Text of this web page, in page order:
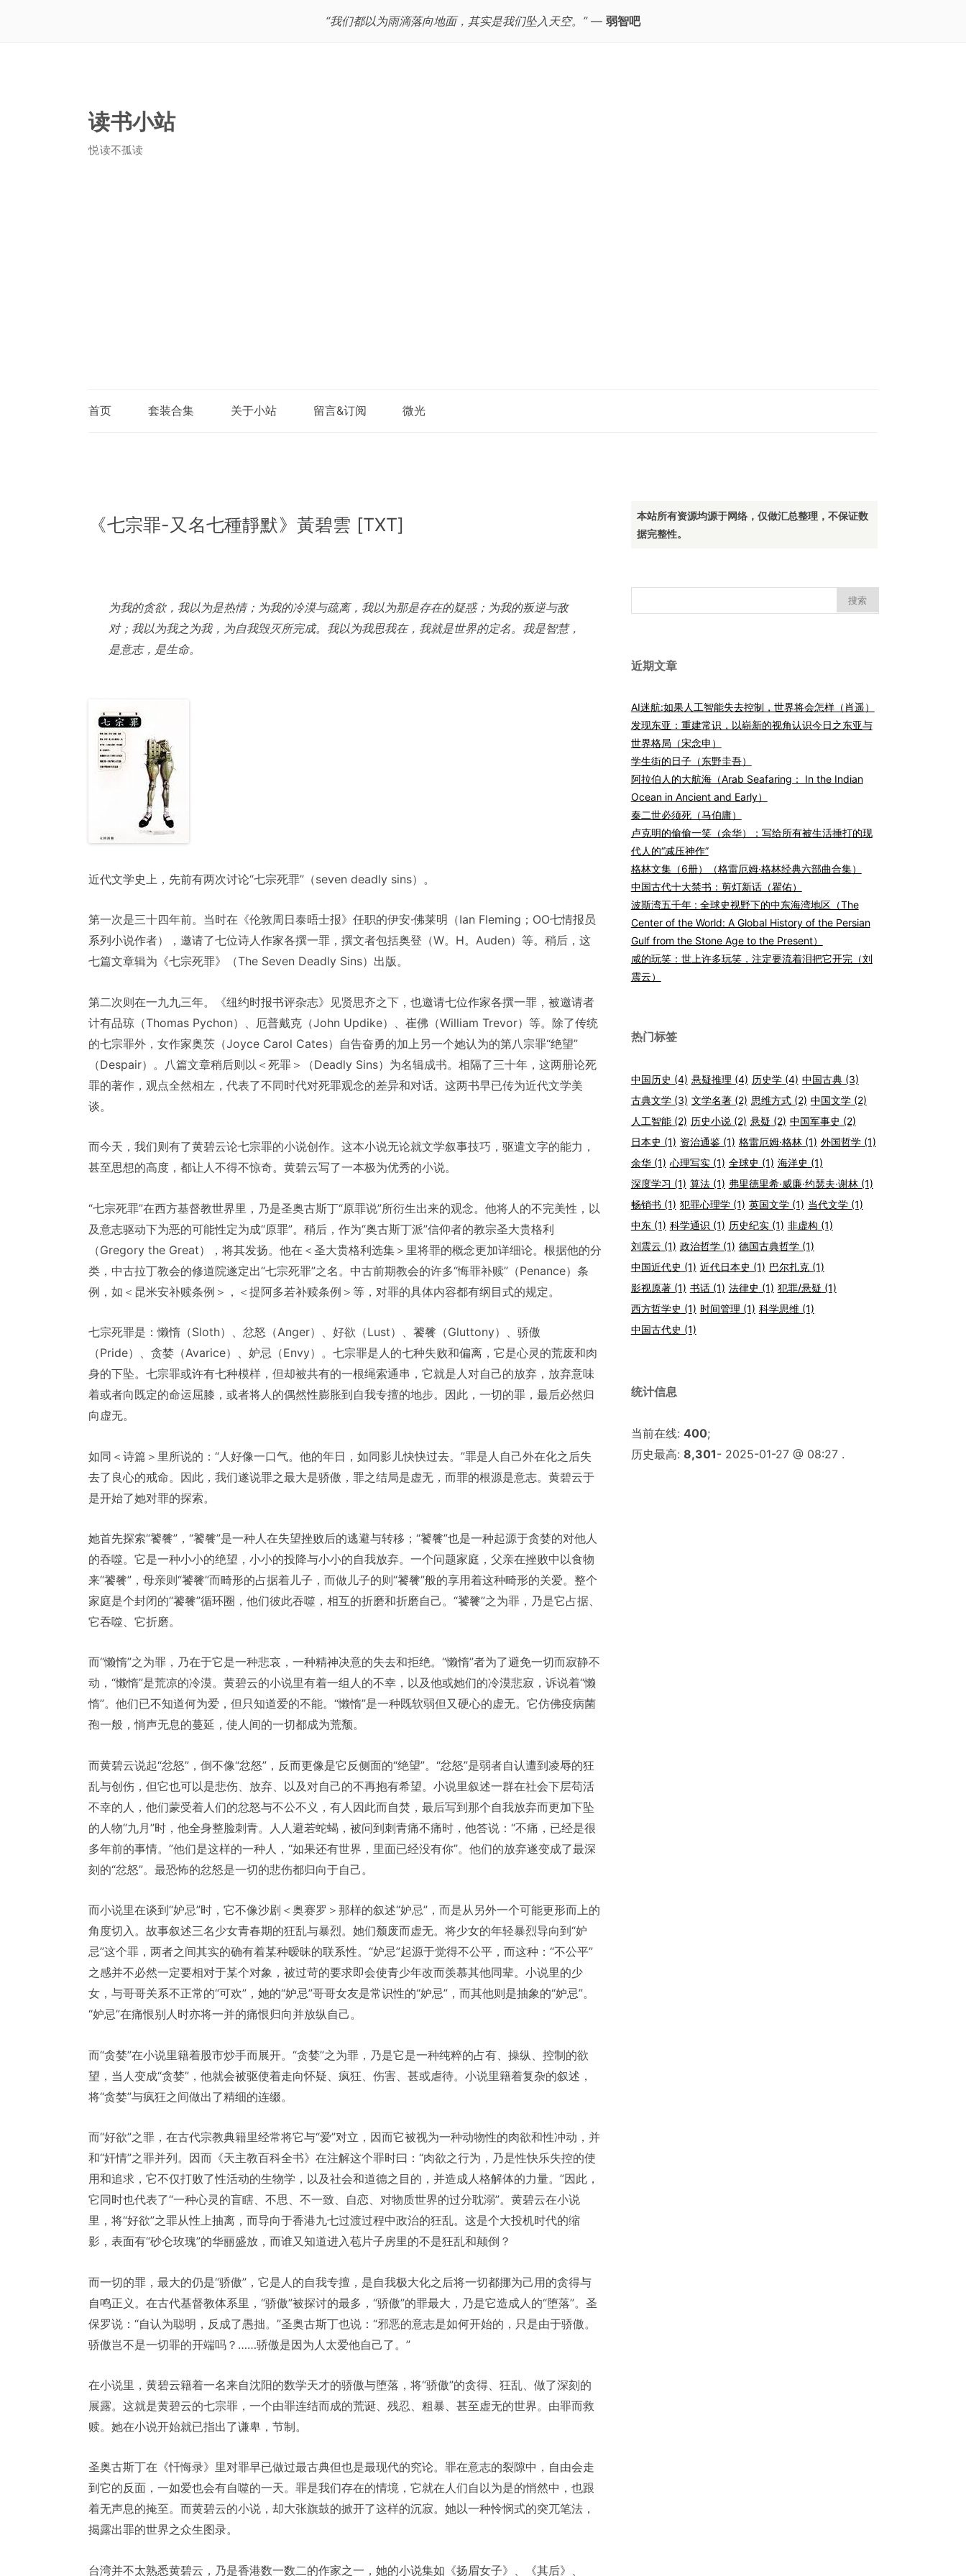
“我们都以为雨滴落向地面，其实是我们坠入天空。”— 弱智吧
读书小站
悦读不孤读
首页 套装合集 关于小站 留言&订阅 微光
《七宗罪-又名七種靜默》黃碧雲 [TXT]
为我的贪欲，我以为是热情；为我的冷漠与疏离，我以为那是存在的疑惑；为我的叛逆与敌
对；我以为我之为我，为自我毁灭所完成。我以为我思我在，我就是世界的定名。我是智慧，
是意志，是生命。
近代文学史上，先前有两次讨论“七宗死罪”（seven deadly sins）。
第一次是三十四年前。当时在《伦敦周日泰晤士报》任职的伊安·佛莱明（Ian Fleming；OO七情报员
系列小说作者），邀请了七位诗人作家各撰一罪，撰文者包括奥登（W。H。Auden）等。稍后，这
七篇文章辑为《七宗死罪》（The Seven Deadly Sins）出版。
第二次则在一九九三年。《纽约时报书评杂志》见贤思齐之下，也邀请七位作家各撰一罪，被邀请者
计有品琼（Thomas Pychon）、厄普戴克（John Updike）、崔佛（William Trevor）等。除了传统
的七宗罪外，女作家奥茨（Joyce Carol Cates）自告奋勇的加上另一个她认为的第八宗罪“绝望”
（Despair）。八篇文章稍后则以＜死罪＞（Deadly Sins）为名辑成书。相隔了三十年，这两册论死
罪的著作，观点全然相左，代表了不同时代对死罪观念的差异和对话。这两书早已传为近代文学美
谈。
而今天，我们则有了黄碧云论七宗罪的小说创作。这本小说无论就文学叙事技巧，驱遣文字的能力，
甚至思想的高度，都让人不得不惊奇。黄碧云写了一本极为优秀的小说。
“七宗死罪”在西方基督教世界里，乃是圣奥古斯丁“原罪说”所衍生出来的观念。他将人的不完美性，以
及意志驱动下为恶的可能性定为成“原罪”。稍后，作为“奥古斯丁派”信仰者的教宗圣大贵格利
（Gregory the Great），将其发扬。他在＜圣大贵格利选集＞里将罪的概念更加详细论。根据他的分
类，中古拉丁教会的修道院遂定出“七宗死罪”之名。中古前期教会的许多“悔罪补赎”（Penance）条
例，如＜昆米安补赎条例＞，＜提阿多若补赎条例＞等，对罪的具体内容都有纲目式的规定。
七宗死罪是：懒惰（Sloth）、忿怒（Anger）、好欲（Lust）、饕餮（Gluttony）、骄傲
（Pride）、贪婪（Avarice）、妒忌（Envy）。七宗罪是人的七种失败和偏离，它是心灵的荒废和肉
身的下坠。七宗罪或许有七种模样，但却被共有的一根绳索通串，它就是人对自己的放弃，放弃意味
着或者向既定的命运屈膝，或者将人的偶然性膨胀到自我专擅的地步。因此，一切的罪，最后必然归
向虚无。
如同＜诗篇＞里所说的：“人好像一口气。他的年日，如同影儿快快过去。”罪是人自己外在化之后失
去了良心的戒命。因此，我们遂说罪之最大是骄傲，罪之结局是虚无，而罪的根源是意志。黄碧云于
是开始了她对罪的探索。
她首先探索“饕餮”，“饕餮”是一种人在失望挫败后的逃避与转移；“饕餮”也是一种起源于贪婪的对他人
的吞噬。它是一种小小的绝望，小小的投降与小小的自我放弃。一个问题家庭，父亲在挫败中以食物
来“饕餮”，母亲则“饕餮”而畸形的占据着儿子，而做儿子的则“饕餮”般的享用着这种畸形的关爱。整个
家庭是个封闭的“饕餮”循环圈，他们彼此吞噬，相互的折磨和折磨自己。“饕餮”之为罪，乃是它占据、
它吞噬、它折磨。
而“懒惰”之为罪，乃在于它是一种悲哀，一种精神决意的失去和拒绝。“懒惰”者为了避免一切而寂静不
动，“懒惰”是荒凉的冷漠。黄碧云的小说里有着一组人的不幸，以及他或她们的冷漠悲寂，诉说着“懒
惰”。他们已不知道何为爱，但只知道爱的不能。“懒惰”是一种既软弱但又硬心的虚无。它仿佛疫病菌
孢一般，悄声无息的蔓延，使人间的一切都成为荒颓。
而黄碧云说起“忿怒”，倒不像“忿怒”，反而更像是它反侧面的“绝望”。“忿怒”是弱者自认遭到凌辱的狂
乱与创伤，但它也可以是悲伤、放弃、以及对自己的不再抱有希望。小说里叙述一群在社会下层苟活
不幸的人，他们蒙受着人们的忿怒与不公不义，有人因此而自焚，最后写到那个自我放弃而更加下坠
的人物“九月”时，他全身整脸刺青。人人避若蛇蝎，被问到刺青痛不痛时，他答说：“不痛，已经是很
多年前的事情。”他们是这样的一种人，“如果还有世界，里面已经没有你”。他们的放弃遂变成了最深
刻的“忿怒”。最恐怖的忿怒是一切的悲伤都归向于自己。
而小说里在谈到“妒忌”时，它不像沙剧＜奥赛罗＞那样的叙述“妒忌”，而是从另外一个可能更形而上的
角度切入。故事叙述三名少女青春期的狂乱与暴烈。她们颓废而虚无。将少女的年轻暴烈导向到“妒
忌”这个罪，两者之间其实的确有着某种暧昧的联系性。“妒忌”起源于觉得不公平，而这种：“不公平”
之感并不必然一定要相对于某个对象，被过苛的要求即会使青少年改而羡慕其他同辈。小说里的少
女，与哥哥关系不正常的“可欢”，她的“妒忌”哥哥女友是常识性的“妒忌”，而其他则是抽象的“妒忌”。
“妒忌”在痛恨别人时亦将一并的痛恨归向并放纵自己。
而“贪婪”在小说里籍着股市炒手而展开。“贪婪”之为罪，乃是它是一种纯粹的占有、操纵、控制的欲
望，当人变成“贪婪”，他就会被驱使着走向怀疑、疯狂、伤害、甚或虐待。小说里籍着复杂的叙述，
将“贪婪”与疯狂之间做出了精细的连缀。
而“好欲”之罪，在古代宗教典籍里经常将它与“爱”对立，因而它被视为一种动物性的肉欲和性冲动，并
和“奸情”之罪并列。因而《天主教百科全书》在注解这个罪时曰：“肉欲之行为，乃是性快乐失控的使
用和追求，它不仅打败了性活动的生物学，以及社会和道德之目的，并造成人格解体的力量。”因此，
它同时也代表了“一种心灵的盲瞎、不思、不一致、自恋、对物质世界的过分耽溺”。黄碧云在小说
里，将“好欲”之罪从性上抽离，而导向于香港九七过渡过程中政治的狂乱。这是个大投机时代的缩
影，表面有“砂仑玫瑰”的华丽盛放，而谁又知道进入苞片子房里的不是狂乱和颠倒？
而一切的罪，最大的仍是“骄傲”，它是人的自我专擅，是自我极大化之后将一切都挪为己用的贪得与
自鸣正义。在古代基督教体系里，“骄傲”被探讨的最多，“骄傲”的罪最大，乃是它造成人的“堕落”。圣
保罗说：“自认为聪明，反成了愚拙。”圣奥古斯丁也说：“邪恶的意志是如何开始的，只是由于骄傲。
骄傲岂不是一切罪的开端吗？……骄傲是因为人太爱他自己了。”
在小说里，黄碧云籍着一名来自沈阳的数学天才的骄傲与堕落，将“骄傲”的贪得、狂乱、做了深刻的
展露。这就是黄碧云的七宗罪，一个由罪连结而成的荒诞、残忍、粗暴、甚至虚无的世界。由罪而救
赎。她在小说开始就已指出了谦卑，节制。
圣奥古斯丁在《忏悔录》里对罪早已做过最古典但也是最现代的究论。罪在意志的裂隙中，自由会走
到它的反面，一如爱也会有自噬的一天。罪是我们存在的情境，它就在人们自以为是的悄然中，也跟
着无声息的掩至。而黄碧云的小说，却大张旗鼓的掀开了这样的沉寂。她以一种怜悯式的突兀笔法，
揭露出罪的世界之众生图录。
台湾并不太熟悉黄碧云，乃是香港数一数二的作家之一，她的小说集如《扬眉女子》、《其后》、
本站所有资源均源于网络，仅做汇总整理，不保证数
据完整性。
索：
近期文章
AI迷航:如果人工智能失去控制，世界将会怎样（肖遥）
发现东亚：重建常识，以崭新的视角认识今日之东亚与
世界格局（宋念申）
学生街的日子（东野圭吾）
阿拉伯人的大航海（Arab Seafaring： In the Indian
Ocean in Ancient and Early）
秦二世必须死（马伯庸）
卢克明的偷偷一笑（余华）：写给所有被生活捶打的现
代人的“减压神作”
格林文集（6册）（格雷厄姆·格林经典六部曲合集）
中国古代十大禁书：剪灯新话（瞿佑）
波斯湾五千年 : 全球史视野下的中东海湾地区（The
Center of the World: A Global History of the Persian
Gulf from the Stone Age to the Present）
咸的玩笑：世上许多玩笑，注定要流着泪把它开完（刘
震云）
热门标签
中国历史 (4) 悬疑推理 (4) 历史学(4) 中国古典(3)
古典文学(3) 文学名著(2) 思维方式(2) 中国文学(2)
人工智能(2) 历史小说(2) 悬疑 (2) 中国军事史 (2)
日本史 (1) 资治通鉴(1) 格雷厄姆·格林(1) 外国哲学(1)
余华(1) 心理写实(1) 全球史 (1) 海洋史 (1)
深度学习 (1) 算法(1) 弗里德里希·威廉·约瑟夫·谢林(1)
畅销书 (1) 犯罪心理学(1) 英国文学(1) 当代文学(1)
中东(1) 科学通识 (1) 历史纪实(1) 非虚构 (1)
刘震云 (1) 政治哲学(1) 德国古典哲学(1)
中国近代史 (1) 近代日本史 (1) 巴尔扎克(1)
影视原著(1) 书话(1) 法律史 (1) 犯罪/悬疑 (1)
西方哲学史 (1) 时间管理 (1) 科学思维(1)
中国古代史 (1)
统计信息
当前在线: 400;
历史最高: 8,301- 2025-01-27 @ 08:27 .